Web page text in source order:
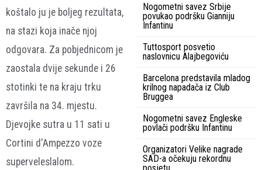
koštalo ju je boljeg rezultata,
na stazi koja inače njoj
odgovara. Za pobjednicom je
zaostala dvije sekunde i 26
stotinki te na kraju trku
završila na 34. mjestu.
Djevojke sutra u 11 sati u
Cortini d'Ampezzo voze
superveleslalom.
Nogometni savez Srbije
povukao podršku Gianniju
Infantinu
Tuttosport posvetio
naslovnicu Alajbegoviću
Barcelona predstavila mladog
krilnog napadača iz Club
Bruggea
Nogometni savez Engleske
povlači podršku Infantinu
Organizatori Velike nagrade
SAD-a očekuju rekordnu
posjetu